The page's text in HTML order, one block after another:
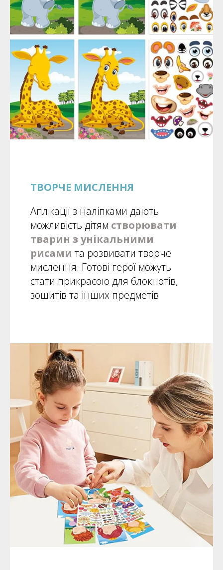
ТВОРЧЕ МИСЛЕННЯ
Аплікації з наліпками дають
можливість дітям створювати
тварин з унікальними
рисами та розвивати творче
мислення. Готові герої можуть
стати прикрасою для блокнотів,
зошитів та інших предметів